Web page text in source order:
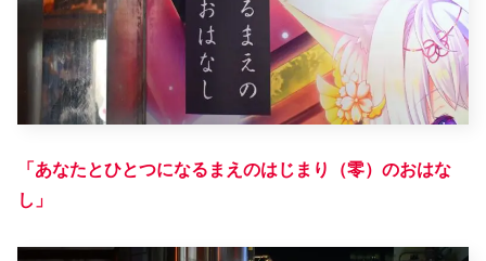
「あなたとひとつになるまえのはじまり（零）のおはな
し」